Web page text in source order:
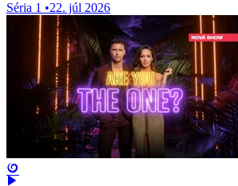
Séria 1 •22. júl 2026